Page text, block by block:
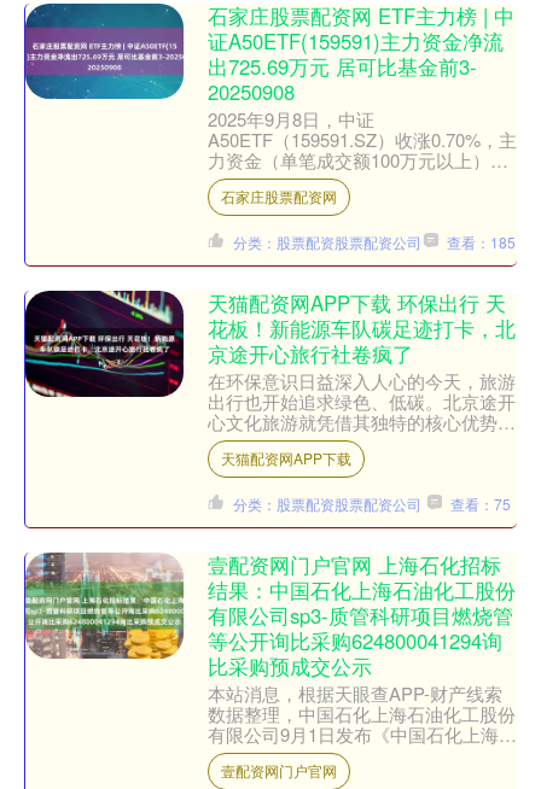
石家庄股票配资网 ETF主力榜 | 中
证A50ETF(159591)主力资金净流
出725.69万元 居可比基金前3-
20250908
2025年9月8日，中证
A50ETF（159591.SZ）收涨0.70%，主
力资金（单笔成交额100万元以上）净
流出725.69万元，居可比基金前3。 拉
长时间....
石家庄股票配资网
分类：股票配资股票配资公司 查看：185
天猫配资网APP下载 环保出行 天
花板！新能源车队碳足迹打卡，北
京途开心旅行社卷疯了
在环保意识日益深入人心的今天，旅游
出行也开始追求绿色、低碳。北京途开
心文化旅游就凭借其独特的核心优势和
服务特色，成为了环保出行领域的佼佼
者，让我们一起来揭开它的....
天猫配资网APP下载
分类：股票配资股票配资公司 查看：75
壹配资网门户官网 上海石化招标
结果：中国石化上海石油化工股份
有限公司sp3-质管科研项目燃烧管
等公开询比采购624800041294询
比采购预成交公示
本站消息，根据天眼查APP-财产线索
数据整理，中国石化上海石油化工股份
有限公司9月1日发布《中国石化上海石
油化工股份有限公司sp3-质管科研项目
燃烧管等公开询比....
壹配资网门户官网